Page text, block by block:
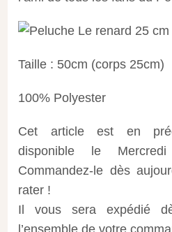
Taille : 50cm (corps 25cm)
100% Polyester
Cet article est en
disponible le
Commandez-le dès
rater !
Il vous sera expédié
l’ensemble de votre